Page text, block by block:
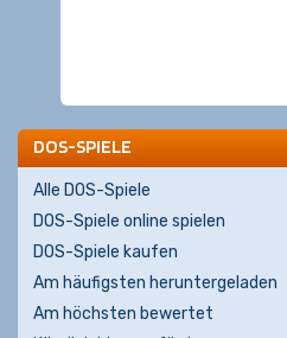
DOS-SPIELE
Alle DOS-Spiele
DOS-Spiele online spielen
DOS-Spiele kaufen
Am häufigsten heruntergeladen
Am höchsten bewertet